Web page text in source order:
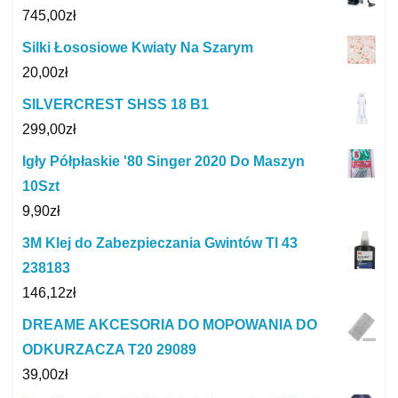
745,00zł
Silki Łososiowe Kwiaty Na Szarym
20,00zł
SILVERCREST SHSS 18 B1
299,00zł
Igły Półpłaskie '80 Singer 2020 Do Maszyn
10Szt
9,90zł
3M Klej do Zabezpieczania Gwintów Tl 43
238183
146,12zł
DREAME AKCESORIA DO MOPOWANIA DO
ODKURZACZA T20 29089
39,00zł